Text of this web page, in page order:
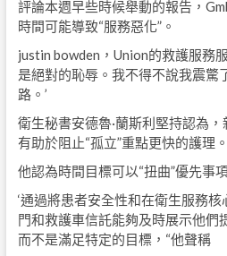
評論本週早些時候舉動的報告，
時間可能導致“服務惡化”。
justin bowden，Union的救護服務
是絕對的恥辱。我不得不說我震驚
路。’
衛生秘書安德魯·蘭斯利堅持認為
有助於阻止“孤立”重點更快的護理。
他認為時間目標可以“扭曲”優先事
‘通過將患者安全性和在衛生服務
門和救護車信託能夠及時展示他們
而不是滿足特定的目標，“他聲稱